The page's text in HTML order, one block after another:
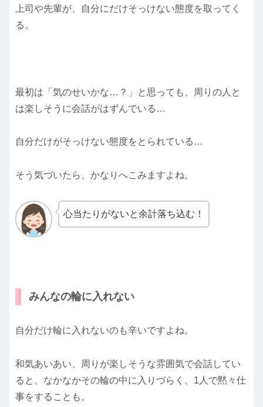
上司や先輩が、自分にだけそっけない態度を取ってく
る。
最初は「気のせいかな…？」と思っても、周りの人と
は楽しそうに会話がはずんでいる…
自分だけがそっけない態度をとられている…
そう気づいたら、かなりへこみますよね。
心当たりがないと余計落ち込む！
みんなの輪に入れない
自分だけ輪に入れないのも辛いですよね。
和気あいあい、周りが楽しそうな雰囲気で会話してい
ると、なかなかその輪の中に入りづらく、1人で黙々仕
事をすることも。